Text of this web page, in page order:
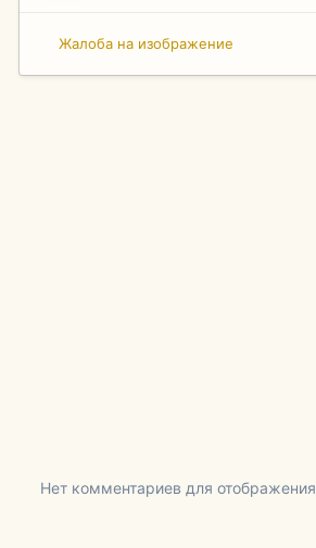
Жалоба на изображение
Нет комментариев для отображения